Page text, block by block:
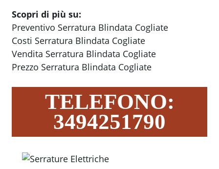
Scopri di più su:
Preventivo Serratura Blindata Cogliate
Costi Serratura Blindata Cogliate
Vendita Serratura Blindata Cogliate
Prezzo Serratura Blindata Cogliate
TELEFONO:
3494251790